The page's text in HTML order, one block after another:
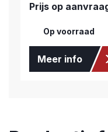
Prijs op
Op voorraad
Meer info